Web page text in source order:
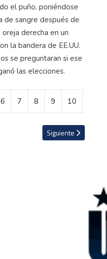
el puño, poniéndose
de sangre después de
derecha en un
la bandera de EE.UU.
se preguntaran si ese
las elecciones.
6 7 8 9 10
y Australia ya recibieron el 2025
Artículo siguiente:
Siguiente